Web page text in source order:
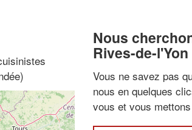
Nous
Rives-de-l'Yon
Vous ne savez pas
nous en quelques
vous et vous